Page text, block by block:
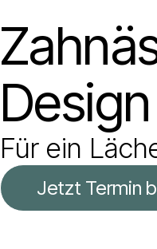
Für ein
Jetzt Termin